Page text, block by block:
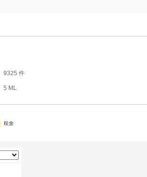
9325 件
5 ML